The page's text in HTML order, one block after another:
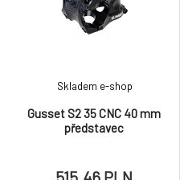
Gusset S2 35 CNC 40 mm
představec
Skladem e-shop